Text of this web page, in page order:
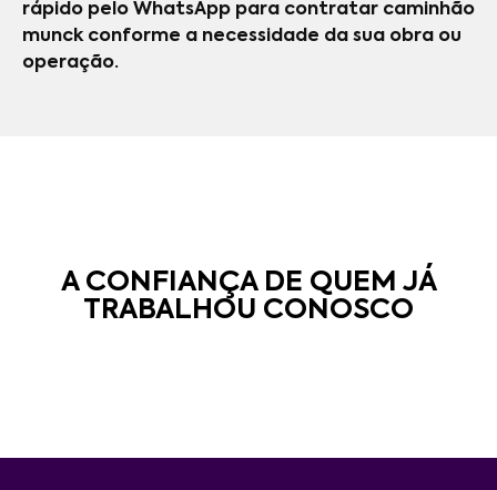
rápido pelo WhatsApp para contratar caminhão
munck conforme a necessidade da sua obra ou
operação.
A CONFIANÇA DE QUEM JÁ
TRABALHOU CONOSCO